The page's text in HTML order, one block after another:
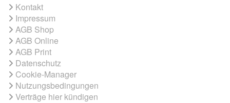
Kontakt
Impressum
AGB Shop
AGB Online
AGB Print
Datenschutz
Cookie-Manager
Nutzungsbedingungen
Verträge hier kündigen